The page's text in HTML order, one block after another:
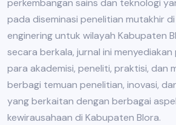
perkembangan sains dan teknologi
pada diseminasi penelitian mutakhir
enginering untuk wilayah Kabupaten
secara berkala, jurnal ini
para akademisi, peneliti, praktisi, dan
berbagi temuan penelitian, inovasi,
yang berkaitan dengan berbagai
kewirausahaan di Kabupaten Blora.